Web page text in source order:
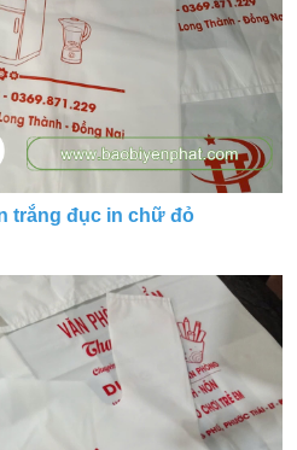
trắng đục in chữ đỏ